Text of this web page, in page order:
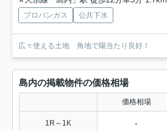
プロパンガス 公共下水
広々使える土地 角地で陽当たり良好！
島内の掲載物件の価格相場
価格相場
1R～1K -